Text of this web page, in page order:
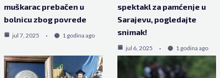
muškarac prebačen u
bolnicu zbog povrede
jul 7, 2025 1 godina ago
spektakl za pamćenje u
Sarajevu, pogledajte
snimak!
jul 6, 2025 1 godina ago